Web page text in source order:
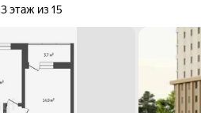
3 этаж из 15